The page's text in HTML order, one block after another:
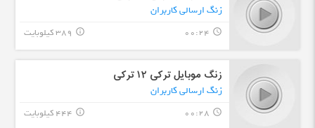
زنگ ارسالی کاربران
query_builder
00:24 389 کیلوبایت info_outline
زنگ موبایل ترکی ۱٢ ترکی
زنگ ارسالی کاربران
query_builder
00:28 444 کیلوبایت info_outline